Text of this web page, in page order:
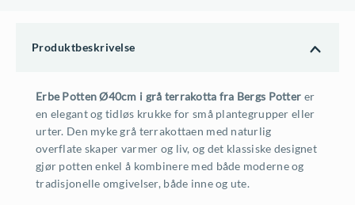
Produktbeskrivelse
Erbe Potten Ø40cm i grå terrakotta fra Bergs Potter er
en elegant og tidløs krukke for små plantegrupper eller
urter. Den myke grå terrakottaen med naturlig
overflate skaper varmer og liv, og det klassiske designet
gjør potten enkel å kombinere med både moderne og
tradisjonelle omgivelser, både inne og ute.